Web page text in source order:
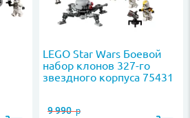
LEGO Star Wars Боевой
набор клонов 327-го
звездного корпуса 75431
9 990р